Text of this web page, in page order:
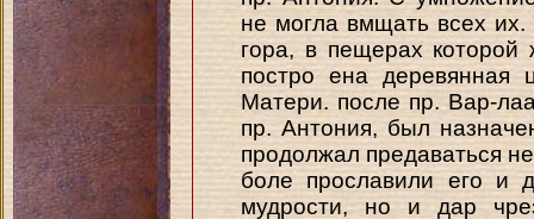
не могла вмщать всех
гора, в пещерах
постро ена деревянная
Матери. после пр. Вар-
пр. Антония, был
продолжал предаваться
боле прославили его и
мудрости, но и дар